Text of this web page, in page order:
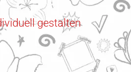
gestalten